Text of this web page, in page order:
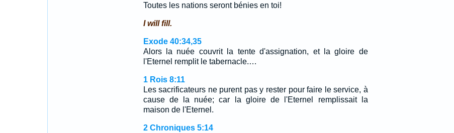
Toutes les nations seront bénies en toi!
I will fill.
Exode 40:34,35
Alors la nuée couvrit la tente d'assignation, et la gloire de
l'Eternel remplit le tabernacle.…
1 Rois 8:11
Les sacrificateurs ne purent pas y rester pour faire le service, à
cause de la nuée; car la gloire de l'Eternel remplissait la
maison de l'Eternel.
2 Chroniques 5:14